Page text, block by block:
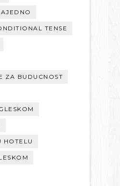
TENSE
ZA BUDUCNOST
HOTELU